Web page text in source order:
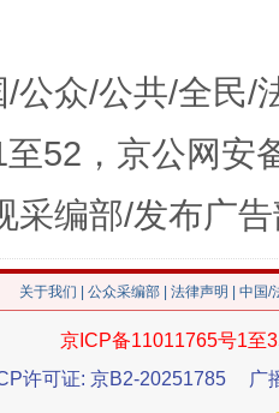
谢
/公众/公共/全民/
52，京公网安
采编部/发布广
关于我们 公众采编部 法律声明 | 中国
京ICP备11011765号1至
许可证: 京B2-20251785
广